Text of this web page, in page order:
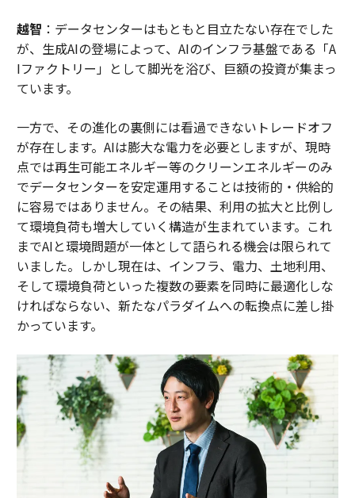
越智 ：データセンターはもともと目立たない存在でした
が、生成AIの登場によって、AIのインフラ基盤である「A
Iファクトリー」として脚光を浴び、巨額の投資が集まっ
ています。
一方で、その進化の裏側には看過できないトレードオフ
が存在します。AIは膨大な電力を必要としますが、現時
点では再生可能エネルギー等のクリーンエネルギーのみ
でデータセンターを安定運用することは技術的・供給的
に容易ではありません。その結果、利用の拡大と比例し
て環境負荷も増大していく構造が生まれています。これ
までAIと環境問題が一体として語られる機会は限られて
いました。しかし現在は、インフラ、電力、土地利用、
そして環境負荷といった複数の要素を同時に最適化しな
ければならない、新たなパラダイムへの転換点に差し掛
かっています。